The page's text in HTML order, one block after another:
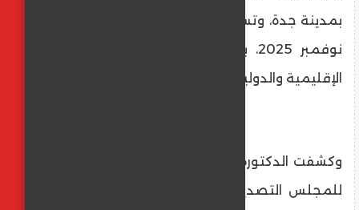
نوفمبر 2025، بمشاركة واسعة من الشركات
الإقليمية والدولية.
وكشفت الدكتورة سارة إبراهيم المدير التنفيذي
للمجلس التصديري، أن السعودية في المرتبة